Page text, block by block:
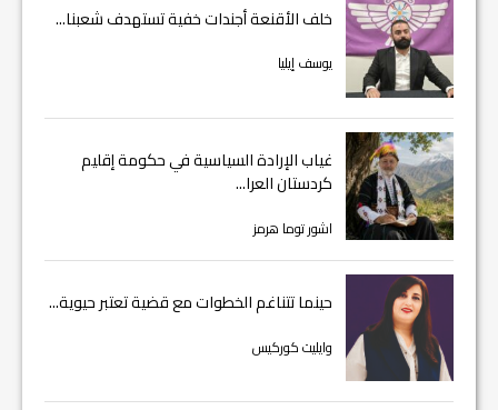
خلف الأقنعة أجندات خفية تستهدف شعبنا...
يوسف إيليا
غياب الإرادة السياسية في حكومة إقليم
كردستان العرا...
اشور توما هرمز
حينما تتناغم الخطوات مع قضية تعتبر حيوية...
وايليت كوركيس